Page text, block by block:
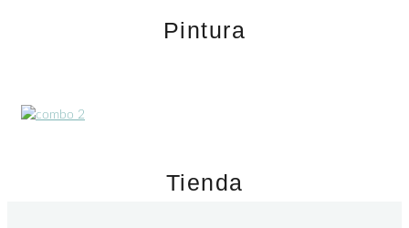
Pintura
Tienda